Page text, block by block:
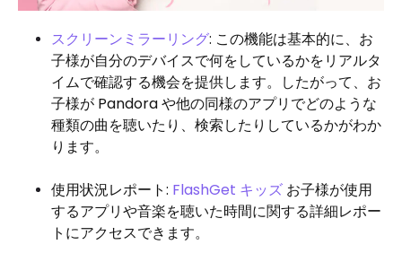
スクリーンミラーリング: この機能は基本的に、お
子様が自分のデバイスで何をしているかをリアルタ
イムで確認する機会を提供します。したがって、お
子様が Pandora や他の同様のアプリでどのような
種類の曲を聴いたり、検索したりしているかがわか
ります。
使用状況レポート: FlashGet キッズ お子様が使用
するアプリや音楽を聴いた時間に関する詳細レポー
トにアクセスできます。